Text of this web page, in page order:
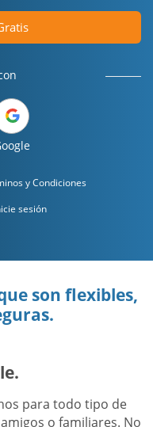
y Condiciones
sesión
son flexibles,
para todo tipo de
o familiares. No